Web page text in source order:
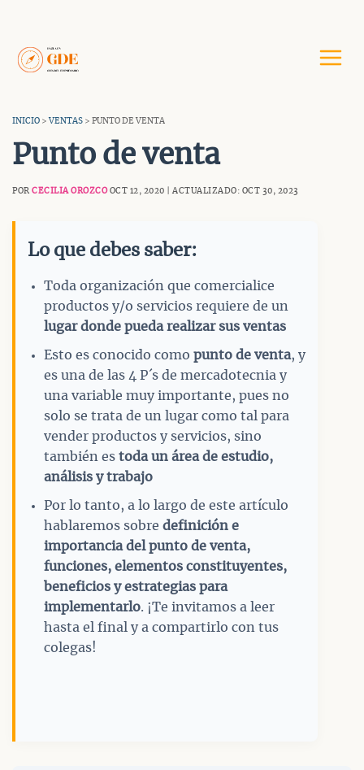
contenido
INICIO > VENTAS > PUNTO DE VENTA
Punto de venta
POR CECILIA OROZCOOCT 12, 2020 | ACTUALIZADO: OCT 30, 2023
Lo que debes saber:
Toda organización que comercialice
productos y/o servicios requiere de un
lugar donde pueda realizar sus ventas
Esto es conocido como punto de venta, y
es una de las 4 P´s de mercadotecnia y
una variable muy importante, pues no
solo se trata de un lugar como tal para
vender productos y servicios, sino
también es toda un área de estudio,
análisis y trabajo
Por lo tanto, a lo largo de este artículo
hablaremos sobre definición e
importancia del punto de venta,
funciones, elementos constituyentes,
beneficios y estrategias para
implementarlo. ¡Te invitamos a leer
hasta el final y a compartirlo con tus
colegas!